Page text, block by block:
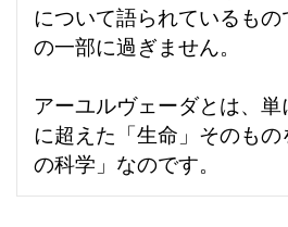
について語られているも
の一部に過ぎません。
アーユルヴェーダとは、
に超えた「生命」そのも
の科学」なのです。